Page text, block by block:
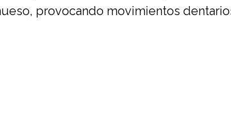
provocando movimientos